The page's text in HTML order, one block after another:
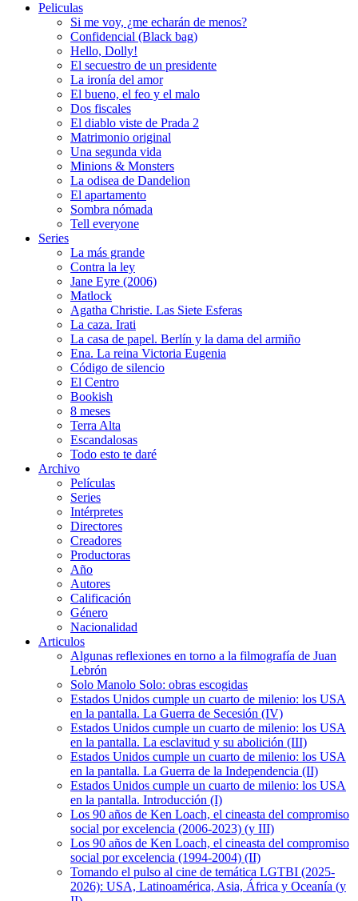
Peliculas
Si me voy, ¿me echarán de menos?
Confidencial (Black bag)
Hello, Dolly!
El secuestro de un presidente
La ironía del amor
El bueno, el feo y el malo
Dos fiscales
El diablo viste de Prada 2
Matrimonio original
Una segunda vida
Minions & Monsters
La odisea de Dandelion
El apartamento
Sombra nómada
Tell everyone
Series
La más grande
Contra la ley
Jane Eyre (2006)
Matlock
Agatha Christie. Las Siete Esferas
La caza. Irati
La casa de papel. Berlín y la dama del armiño
Ena. La reina Victoria Eugenia
Código de silencio
El Centro
Bookish
8 meses
Terra Alta
Escandalosas
Todo esto te daré
Archivo
Películas
Series
Intérpretes
Directores
Creadores
Productoras
Año
Autores
Calificación
Género
Nacionalidad
Articulos
Algunas reflexiones en torno a la filmografía de Juan
Lebrón
Solo Manolo Solo: obras escogidas
Estados Unidos cumple un cuarto de milenio: los USA
en la pantalla. La Guerra de Secesión (IV)
Estados Unidos cumple un cuarto de milenio: los USA
en la pantalla. La esclavitud y su abolición (III)
Estados Unidos cumple un cuarto de milenio: los USA
en la pantalla. La Guerra de la Independencia (II)
Estados Unidos cumple un cuarto de milenio: los USA
en la pantalla. Introducción (I)
Los 90 años de Ken Loach, el cineasta del compromiso
social por excelencia (2006-2023) (y III)
Los 90 años de Ken Loach, el cineasta del compromiso
social por excelencia (1994-2004) (II)
Tomando el pulso al cine de temática LGTBI (2025-
2026): USA, Latinoamérica, Asia, África y Oceanía (y